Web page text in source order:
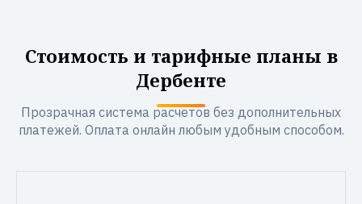
Стоимость и тарифные планы в
Дербенте
Прозрачная система расчетов без дополнительных
платежей. Оплата онлайн любым удобным способом.